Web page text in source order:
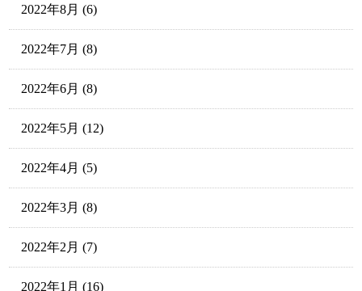
2022年8月 (6)
2022年7月 (8)
2022年6月 (8)
2022年5月 (12)
2022年4月 (5)
2022年3月 (8)
2022年2月 (7)
2022年1月 (16)